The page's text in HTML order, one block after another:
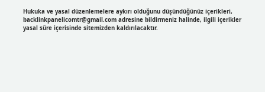
Hukuka ve yasal düzenlemelere aykırı olduğunu düşündüğünüz içerikleri,
backlinkpanelicomtr@gmail.comadresine bildirmeniz halinde, ilgili içerikler
yasal süre içerisinde sitemizden kaldırılacaktır.